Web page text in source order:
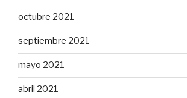
octubre 2021
septiembre 2021
mayo 2021
abril 2021